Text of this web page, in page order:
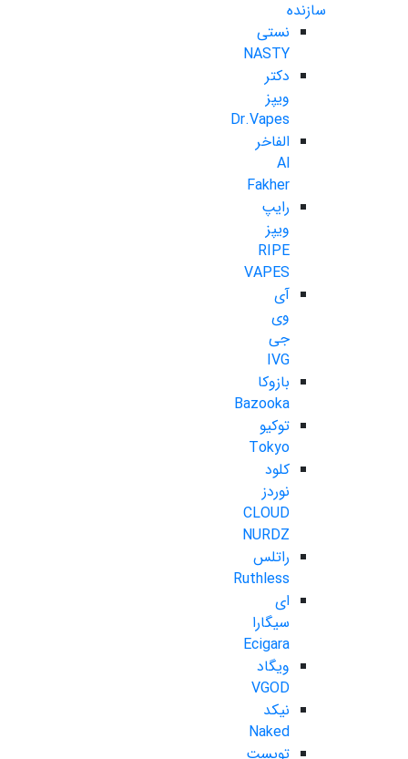
سازنده
نستی
NASTY
دکتر
ویپز
Dr.Vapes
الفاخر
Al
Fakher
رایپ
ویپز
RIPE
VAPES
آی
وی
جی
IVG
بازوکا
Bazooka
توکیو
Tokyo
کلود
نوردز
CLOUD
NURDZ
راتلس
Ruthless
ای
سیگارا
Ecigara
ویگاد
VGOD
نیکد
Naked
تویست